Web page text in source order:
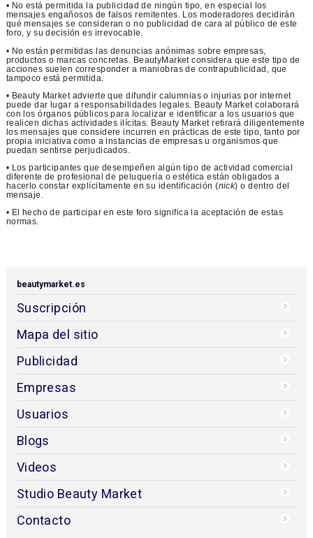
• No está permitida la publicidad de ningún tipo, en especial los
mensajes engañosos de falsos remitentes. Los moderadores decidirán
qué mensajes se consideran o no publicidad de cara al público de este
foro, y su decisión es irrevocable.
• No están permitidas las denuncias anónimas sobre empresas,
productos o marcas concretas. BeautyMarket considera que este tipo de
acciones suelen corresponder a maniobras de contrapublicidad, que
tampoco está permitida.
• Beauty Market advierte que difundir calumnias o injurias por internet
puede dar lugar a responsabilidades legales. Beauty Market colaborará
con los órganos públicos para localizar e identificar a los usuarios que
realicen dichas actividades ilícitas. Beauty Market retirará diligentemente
los mensajes que considere incurren en prácticas de este tipo, tanto por
propia iniciativa como a instancias de empresas u organismos que
puedan sentirse perjudicados.
• Los participantes que desempeñen algún tipo de actividad comercial
diferente de profesional de peluquería o estética están obligados a
hacerlo constar explícitamente en su identificación (nick) o dentro del
mensaje.
• El hecho de participar en este foro significa la aceptación de estas
normas.
beautymarket.es
Suscripción
Mapa del sitio
Publicidad
Empresas
Usuarios
Blogs
Videos
Studio Beauty Market
Contacto